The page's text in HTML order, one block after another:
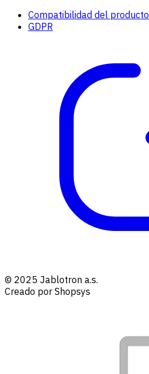
Compatibilidad del producto
GDPR
© 2025 Jablotron a.s.
Creado por Shopsys